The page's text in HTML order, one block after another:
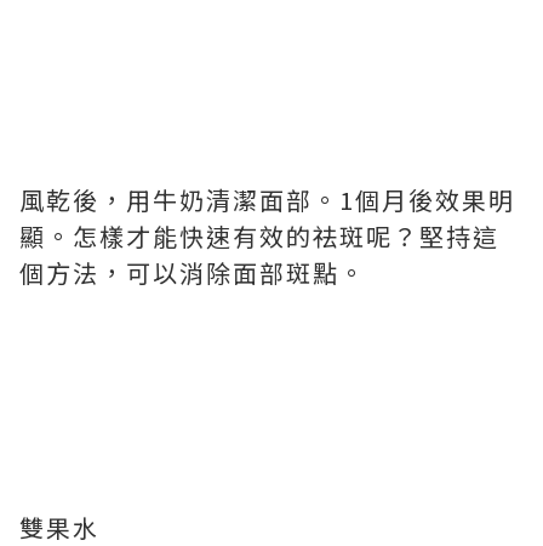
風乾後，用牛奶清潔面部。1個月後效果明
顯。怎樣才能快速有效的祛斑呢？堅持這
個方法，可以消除面部斑點。
雙果水